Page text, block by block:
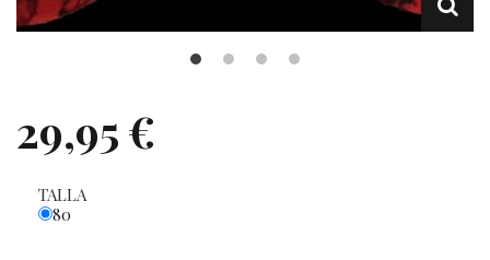
29,95 €
TALLA
80